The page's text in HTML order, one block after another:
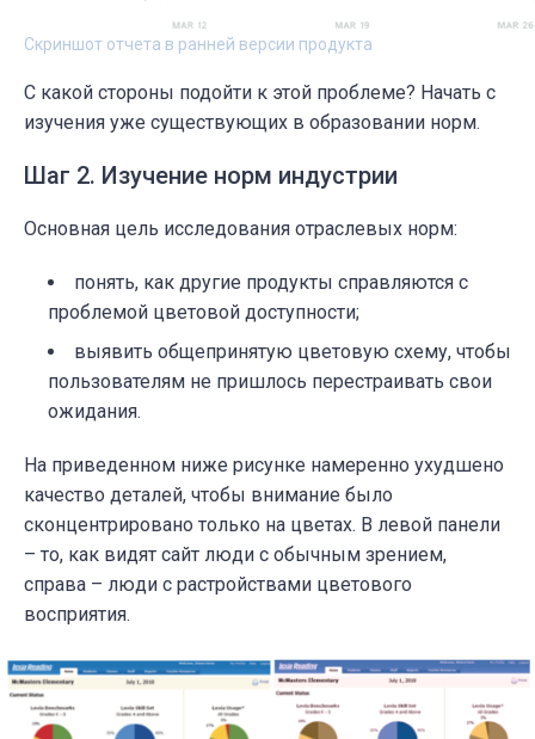
Скриншот отчета в ранней версии продукта
С какой стороны подойти к этой проблеме? Начать с
изучения уже существующих в образовании норм.
Шаг 2. Изучение норм индустрии
Основная цель исследования отраслевых норм:
понять, как другие продукты справляются с
проблемой цветовой доступности;
выявить общепринятую цветовую схему, чтобы
пользователям не пришлось перестраивать свои
ожидания.
На приведенном ниже рисунке намеренно ухудшено
качество деталей, чтобы внимание было
сконцентрировано только на цветах. В левой панели
– то, как видят сайт люди с обычным зрением,
справа – люди с растройствами цветового
восприятия.